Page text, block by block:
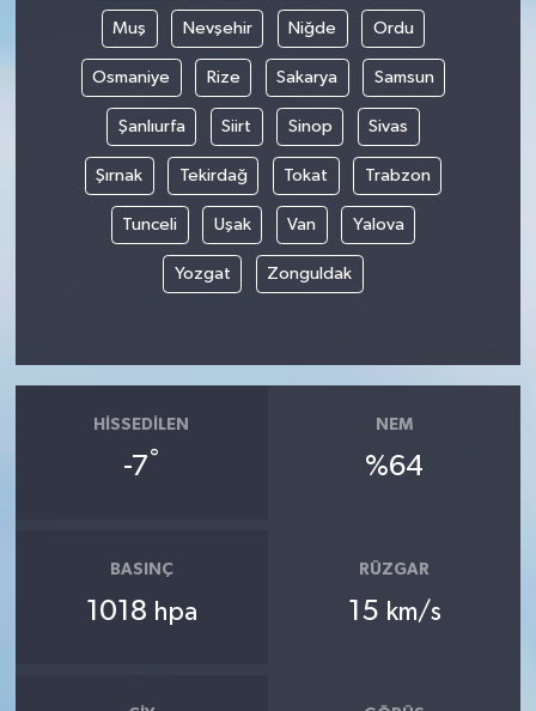
Muş Nevşehir Niğde Ordu
Osmaniye Rize Sakarya Samsun
Şanlıurfa Siirt Sinop Sivas
Şırnak Tekirdağ Tokat Trabzon
Tunceli Uşak Van Yalova
Yozgat Zonguldak
HISSEDILEN
-7°
NEM
%64
BASINÇ
1018 hpa
RÜZGAR
15 km/s